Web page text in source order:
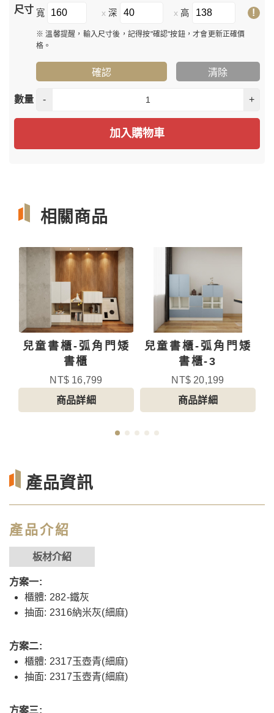
尺寸 寬 x 深 x 高 !
※ 溫馨提醒，輸入尺寸後，記得按"確認"按鈕，才會更新正確價
格。
確認 清除
數量 - +
加入購物車
相關商品
兒童書櫃-弧角門矮
書櫃
NT$ 16,799
商品詳細
兒童書櫃-弧角門矮
書櫃-3
NT$ 20,199
商品詳細
產品資訊
產品介紹
板材介紹
方案一:
櫃體: 282-鐵灰
抽面: 2316納米灰(細麻)
方案二:
櫃體: 2317玉壺青(細麻)
抽面: 2317玉壺青(細麻)
方案三: